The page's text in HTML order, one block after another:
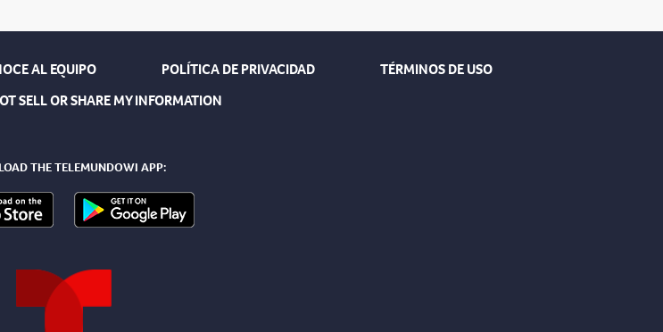
AL EQUIPO POLÍTICA DE PRIVACIDAD
TÉRMINOS DE USO
SELL OR SHARE MY INFORMATION
THE TELEMUNDOWI APP: